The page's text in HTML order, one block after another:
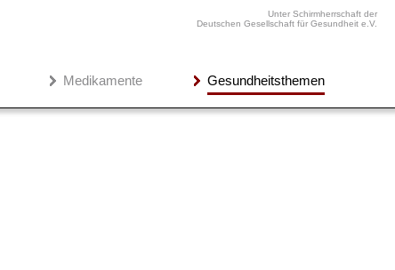
Unter Schirmherrschaft der
Deutschen Gesellschaft für Gesundheit e.V.
Medikamente
Gesundheitsthemen